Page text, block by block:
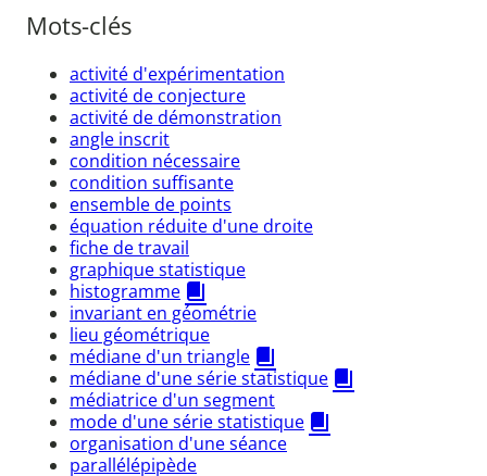
Mots-clés
activité d'expérimentation
activité de conjecture
activité de démonstration
angle inscrit
condition nécessaire
condition suffisante
ensemble de points
équation réduite d'une droite
fiche de travail
graphique statistique
histogramme
invariant en géométrie
lieu géométrique
médiane d'un triangle
médiane d'une série statistique
médiatrice d'un segment
mode d'une série statistique
organisation d'une séance
parallélépipède